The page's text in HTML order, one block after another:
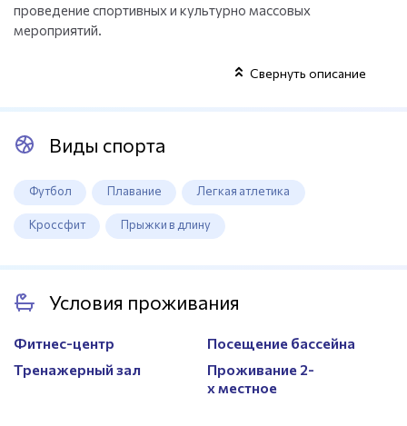
проведение спортивных и культурно массовых
мероприятий.
Свернуть описание
Виды спорта
Футбол Плавание Легкая атлетика
Кроссфит Прыжки в длину
Условия проживания
Фитнес-центр
Посещение бассейна
Тренажерный зал
Проживание 2-
х местное